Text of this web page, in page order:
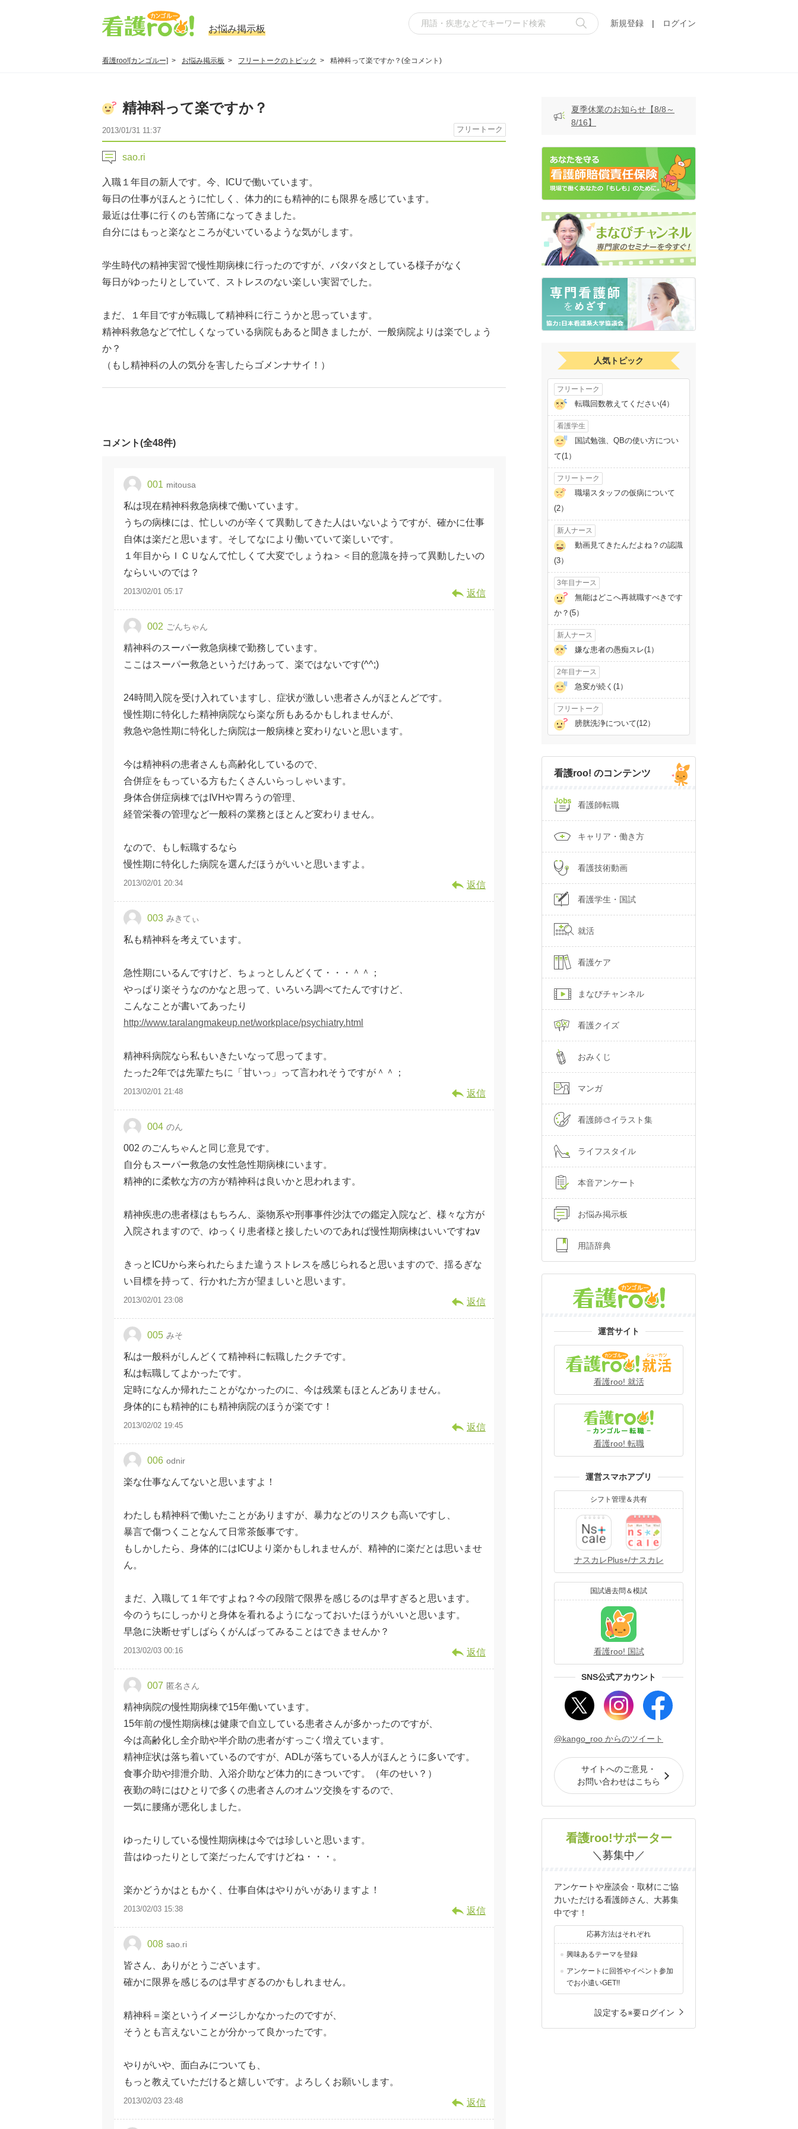
お悩み掲示板
新規登録 | ログイン
看護roo![カンゴルー] お悩み掲示板 フリートークのトピック 精神科って楽ですか？(全コメント)
精神科って楽ですか？
2013/01/31 11:37 フリートーク
sao.ri
入職１年目の新人です。今、ICUで働いています。
毎日の仕事がほんとうに忙しく、体力的にも精神的にも限界を感じています。
最近は仕事に行くのも苦痛になってきました。
自分にはもっと楽なところがむいているような気がします。
学生時代の精神実習で慢性期病棟に行ったのですが、バタバタとしている様子がなく
毎日がゆったりとしていて、ストレスのない楽しい実習でした。
まだ、１年目ですが転職して精神科に行こうかと思っています。
精神科救急などで忙しくなっている病院もあると聞きましたが、一般病院よりは楽でしょう
か？
（もし精神科の人の気分を害したらゴメンナサイ！）
コメント(全48件)
001 mitousa
私は現在精神科救急病棟で働いています。
うちの病棟には、忙しいのが辛くて異動してきた人はいないようですが、確かに仕事
自体は楽だと思います。そしてなにより働いていて楽しいです。
１年目からＩＣＵなんて忙しくて大変でしょうね＞＜目的意識を持って異動したいの
ならいいのでは？
2013/02/01 05:17 返信
002 ごんちゃん
精神科のスーパー救急病棟で勤務しています。
ここはスーパー救急というだけあって、楽ではないです(^^;)
24時間入院を受け入れていますし、症状が激しい患者さんがほとんどです。
慢性期に特化した精神病院なら楽な所もあるかもしれませんが、
救急や急性期に特化した病院は一般病棟と変わりないと思います。
今は精神科の患者さんも高齢化しているので、
合併症をもっている方もたくさんいらっしゃいます。
身体合併症病棟ではIVHや胃ろうの管理、
経管栄養の管理など一般科の業務とほとんど変わりません。
なので、もし転職するなら
慢性期に特化した病院を選んだほうがいいと思いますよ。
2013/02/01 20:34 返信
003 みきてぃ
私も精神科を考えています。
急性期にいるんですけど、ちょっとしんどくて・・・＾＾；
やっぱり楽そうなのかなと思って、いろいろ調べてたんですけど、
こんなことが書いてあったり
http://www.taralangmakeup.net/workplace/psychiatry.html
精神科病院なら私もいきたいなって思ってます。
たった2年では先輩たちに「甘いっ」って言われそうですが＾＾；
2013/02/01 21:48 返信
004 のん
002 のごんちゃんと同じ意見です。
自分もスーパー救急の女性急性期病棟にいます。
精神的に柔軟な方の方が精神科は良いかと思われます。
精神疾患の患者様はもちろん、薬物系や刑事事件沙汰での鑑定入院など、様々な方が
入院されますので、ゆっくり患者様と接したいのであれば慢性期病棟はいいですねv
きっとICUから来られたらまた違うストレスを感じられると思いますので、揺るぎな
い目標を持って、行かれた方が望ましいと思います。
2013/02/01 23:08 返信
005 みそ
私は一般科がしんどくて精神科に転職したクチです。
私は転職してよかったです。
定時になんか帰れたことがなかったのに、今は残業もほとんどありません。
身体的にも精神的にも精神病院のほうが楽です！
2013/02/02 19:45 返信
006 odnir
楽な仕事なんてないと思いますよ！
わたしも精神科で働いたことがありますが、暴力などのリスクも高いですし、
暴言で傷つくことなんて日常茶飯事です。
もしかしたら、身体的にはICUより楽かもしれませんが、精神的に楽だとは思いませ
ん。
まだ、入職して１年ですよね？今の段階で限界を感じるのは早すぎると思います。
今のうちにしっかりと身体を看れるようになっておいたほうがいいと思います。
早急に決断せずしばらくがんばってみることはできませんか？
2013/02/03 00:16 返信
007 匿名さん
精神病院の慢性期病棟で15年働いています。
15年前の慢性期病棟は健康で自立している患者さんが多かったのですが、
今は高齢化し全介助や半介助の患者がすっごく増えています。
精神症状は落ち着いているのですが、ADLが落ちている人がほんとうに多いです。
食事介助や排泄介助、入浴介助など体力的にきついです。（年のせい？）
夜勤の時にはひとりで多くの患者さんのオムツ交換をするので、
一気に腰痛が悪化しました。
ゆったりしている慢性期病棟は今では珍しいと思います。
昔はゆったりとして楽だったんですけどね・・・。
楽かどうかはともかく、仕事自体はやりがいがありますよ！
2013/02/03 15:38 返信
008 sao.ri
皆さん、ありがとうございます。
確かに限界を感じるのは早すぎるのかもしれません。
精神科＝楽というイメージしかなかったのですが、
そうとも言えないことが分かって良かったです。
やりがいや、面白みについても、
もっと教えていただけると嬉しいです。よろしくお願いします。
2013/02/03 23:48 返信
夏季休業のお知らせ【8/8～
8/16】
人気トピック
フリートーク
転職回数教えてください(4）
看護学生
国試勉強、QBの使い方につい
て(1）
フリートーク
職場スタッフの仮病について
(2）
新人ナース
動画見てきたんだよね？の認識
(3）
3年目ナース
無能はどこへ再就職すべきです
か？(5）
新人ナース
嫌な患者の愚痴スレ(1）
2年目ナース
急変が続く(1）
フリートーク
膀胱洗浄について(12）
看護roo! のコンテンツ
看護師転職
キャリア・働き方
看護技術動画
看護学生・国試
就活
看護ケア
まなびチャンネル
看護クイズ
おみくじ
マンガ
看護師🎨イラスト集
ライフスタイル
本音アンケート
お悩み掲示板
用語辞典
運営サイト
看護roo! 就活
看護roo! 転職
運営スマホアプリ
シフト管理＆共有
ナスカレPlus+/ナスカレ
国試過去問＆模試
看護roo! 国試
SNS公式アカウント
@kango_roo からのツイート
サイトへのご意見・
お問い合わせはこちら
看護roo!サポーター
＼募集中／
アンケートや座談会・取材にご協
力いただける看護師さん、大募集
中です！
応募方法はそれぞれ
興味あるテーマを登録
アンケートに回答やイベント参加
でお小遣いGET!!
設定する※要ログイン